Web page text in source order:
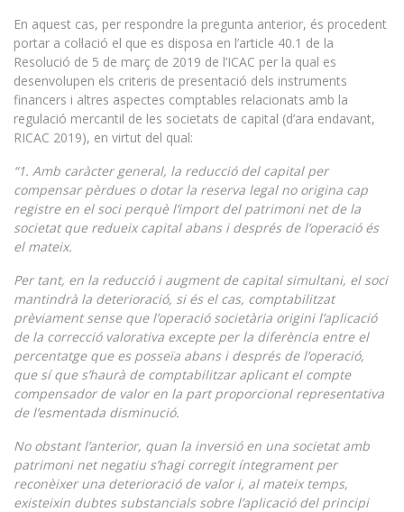
En aquest cas, per respondre la pregunta anterior, és procedent
portar a col·lació el que es disposa en l’article 40.1 de la
Resolució de 5 de març de 2019 de l’ICAC per la qual es
desenvolupen els criteris de presentació dels instruments
financers i altres aspectes comptables relacionats amb la
regulació mercantil de les societats de capital (d’ara endavant,
RICAC 2019), en virtut del qual:
“1. Amb caràcter general, la reducció del capital per
compensar pèrdues o dotar la reserva legal no origina cap
registre en el soci perquè l’import del patrimoni net de la
societat que redueix capital abans i després de l’operació és
el mateix.
Per tant, en la reducció i augment de capital simultani, el soci
mantindrà la deterioració, si és el cas, comptabilitzat
prèviament sense que l’operació societària origini l’aplicació
de la correcció valorativa excepte per la diferència entre el
percentatge que es posseïa abans i després de l’operació,
que sí que s’haurà de comptabilitzar aplicant el compte
compensador de valor en la part proporcional representativa
de l’esmentada disminució.
No obstant l’anterior, quan la inversió en una societat amb
patrimoni net negatiu s’hagi corregit íntegrament per
reconèixer una deterioració de valor i, al mateix temps,
existeixin dubtes substancials sobre l’aplicació del principi